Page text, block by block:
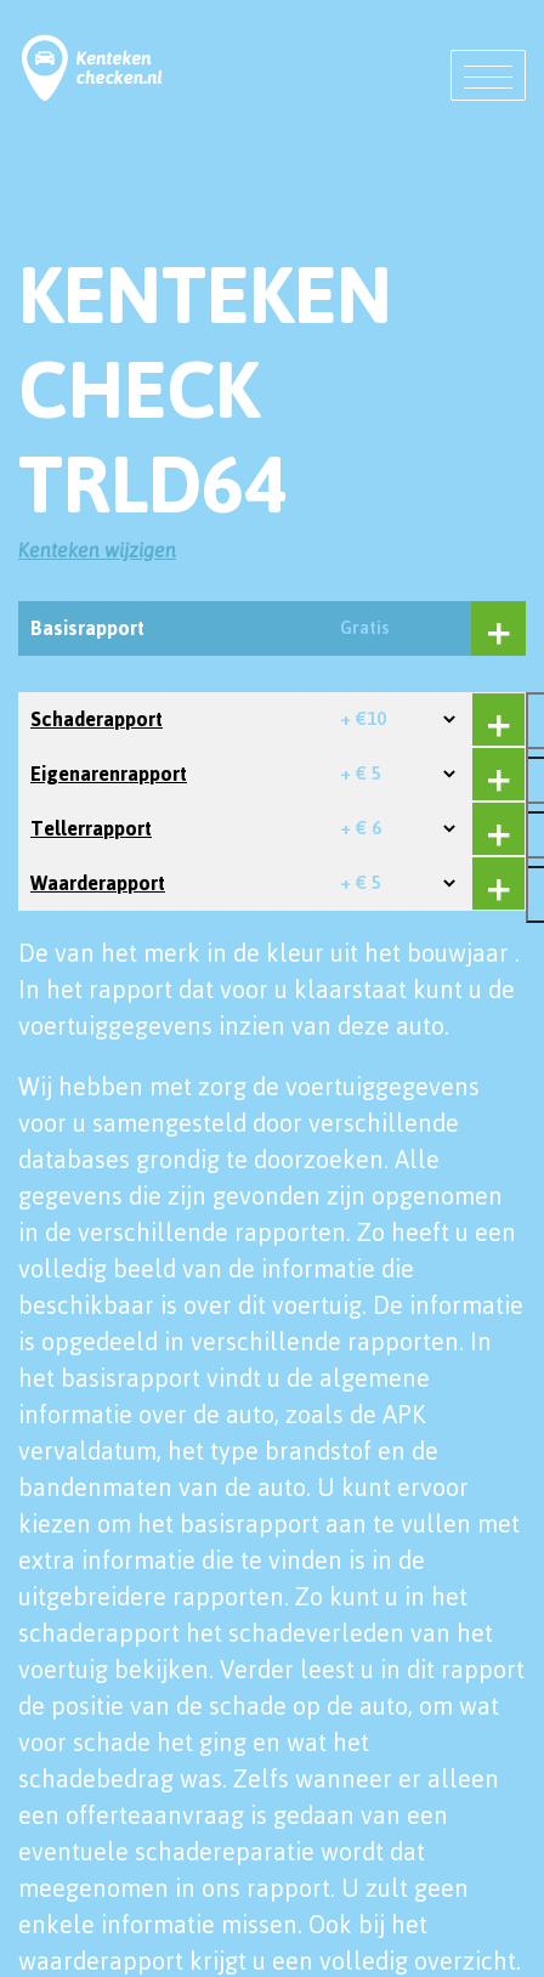
KENTEKEN
CHECK
TRLD64
Kenteken wijzigen
Basisrapport Gratis
Schaderapport + €10
Eigenarenrapport + € 5
Tellerrapport + € 6
Waarderapport + € 5
De van het merk in de kleur uit het bouwjaar .
In het rapport dat voor u klaarstaat kunt u de
voertuiggegevens inzien van deze auto.
Wij hebben met zorg de voertuiggegevens
voor u samengesteld door verschillende
databases grondig te doorzoeken. Alle
gegevens die zijn gevonden zijn opgenomen
in de verschillende rapporten. Zo heeft u een
volledig beeld van de informatie die
beschikbaar is over dit voertuig. De informatie
is opgedeeld in verschillende rapporten. In
het basisrapport vindt u de algemene
informatie over de auto, zoals de APK
vervaldatum, het type brandstof en de
bandenmaten van de auto. U kunt ervoor
kiezen om het basisrapport aan te vullen met
extra informatie die te vinden is in de
uitgebreidere rapporten. Zo kunt u in het
schaderapport het schadeverleden van het
voertuig bekijken. Verder leest u in dit rapport
de positie van de schade op de auto, om wat
voor schade het ging en wat het
schadebedrag was. Zelfs wanneer er alleen
een offerteaanvraag is gedaan van een
eventuele schadereparatie wordt dat
meegenomen in ons rapport. U zult geen
enkele informatie missen. Ook bij het
waarderapport krijgt u een volledig overzicht.